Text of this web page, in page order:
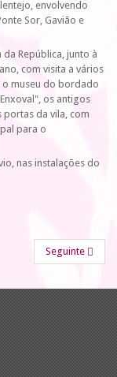
envolvendo
Sor, Gavião e
República, junto à
com visita a vários
o museu do bordado
os antigos
portas da vila, com
para o
nas instalações do
Seguinte